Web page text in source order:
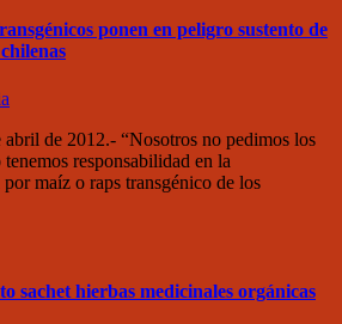
ponen en peligro sustento de
de 2012.- “Nosotros no pedimos los
responsabilidad en la
maíz o raps transgénico de los
sachet hierbas medicinales orgánicas